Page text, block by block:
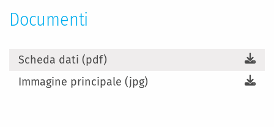
Documenti
Scheda dati (pdf)
Immagine principale (jpg)